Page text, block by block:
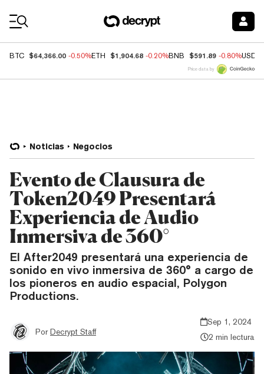
BTC $64,366.00 -0.50%ETH $1,904.68 -0.20%BNB $591.89 -0.80%USDC
Price data by
Noticias Negocios
Evento de Clausura de
Token2049 Presentará
Experiencia de Audio
Inmersiva de 360°
El After2049 presentará una experiencia de
sonido en vivo inmersiva de 360° a cargo de
los pioneros en audio espacial, Polygon
Productions.
Por Decrypt Staff
Sep 1, 2024
2 min lectura